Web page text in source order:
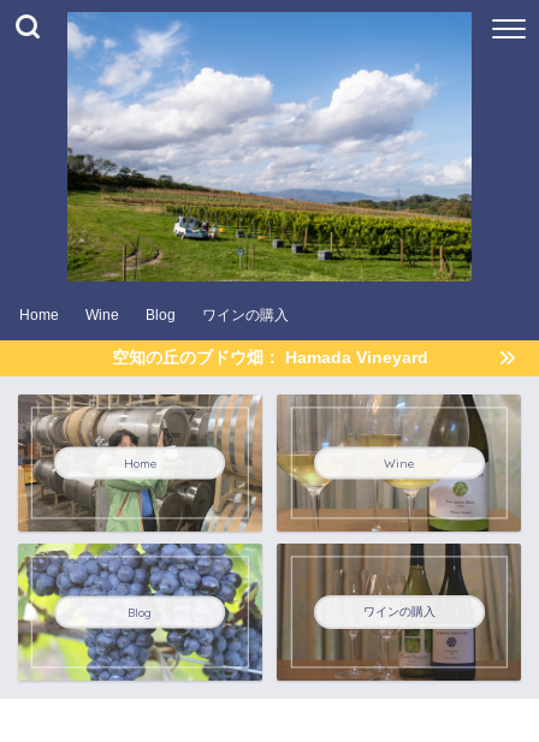
Home Wine Blog ワインの購入
空知の丘のブドウ畑： Hamada Vineyard
Home Wine
Blog ワインの購入